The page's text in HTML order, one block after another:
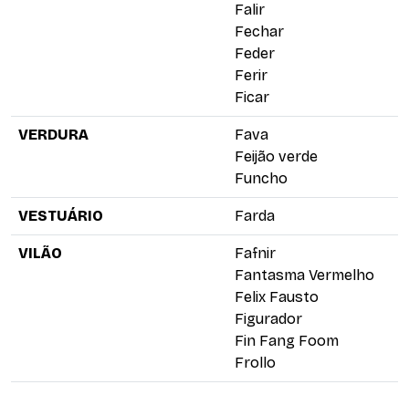
Falir
Fechar
Feder
Ferir
Ficar
VERDURA
Fava
Feijão verde
Funcho
VESTUÁRIO Farda
VILÃO
Fafnir
Fantasma Vermelho
Felix Fausto
Figurador
Fin Fang Foom
Frollo